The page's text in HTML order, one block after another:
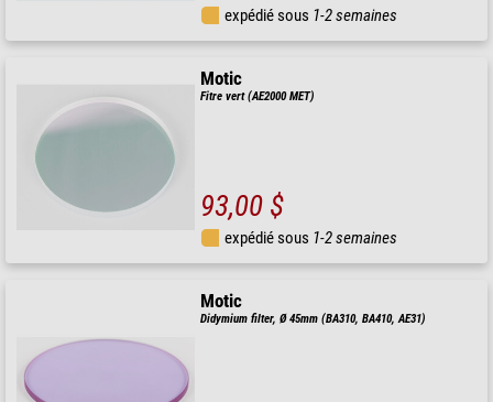
expédié sous 1-2 semaines
Motic
Fitre vert (AE2000 MET)
93,00 $
expédié sous 1-2 semaines
Motic
Didymium filter, Ø 45mm (BA310, BA410, AE31)